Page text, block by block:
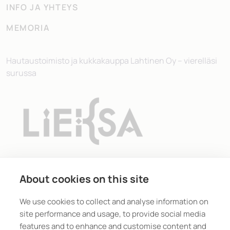
About cookies on this site
We use cookies to collect and analyse information on
site performance and usage, to provide social media
features and to enhance and customise content and
INFO JA YHTEYS
MEMORIA
Hautaustoimisto ja kukkakauppa Lahtinen Oy – vierelläsi
surussa